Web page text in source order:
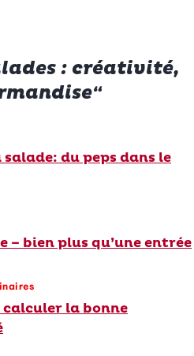
: créativité,
salade: du peps dans le
– bien plus qu’une entrée
calculer la bonne